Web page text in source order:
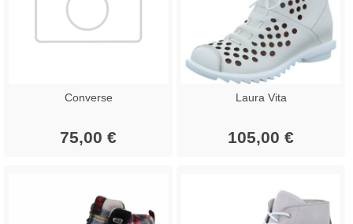
Converse
75,00 €
Laura Vita
105,00 €